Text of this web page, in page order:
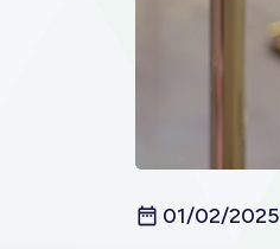
01/02/2025